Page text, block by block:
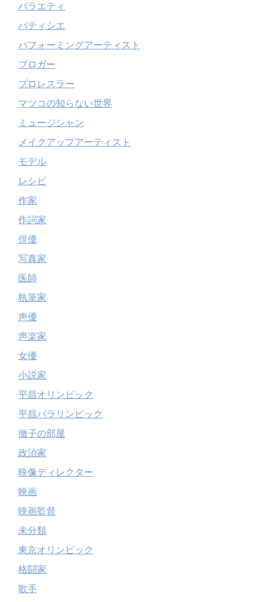
バラエティ
パティシエ
パフォーミングアーティスト
ブロガー
プロレスラー
マツコの知らない世界
ミュージシャン
メイクアップアーティスト
モデル
レシピ
作家
作詞家
俳優
写真家
医師
執筆家
声優
声楽家
女優
小説家
平昌オリンピック
平昌パラリンピック
徹子の部屋
政治家
映像ディレクター
映画
映画監督
未分類
東京オリンピック
格闘家
歌手